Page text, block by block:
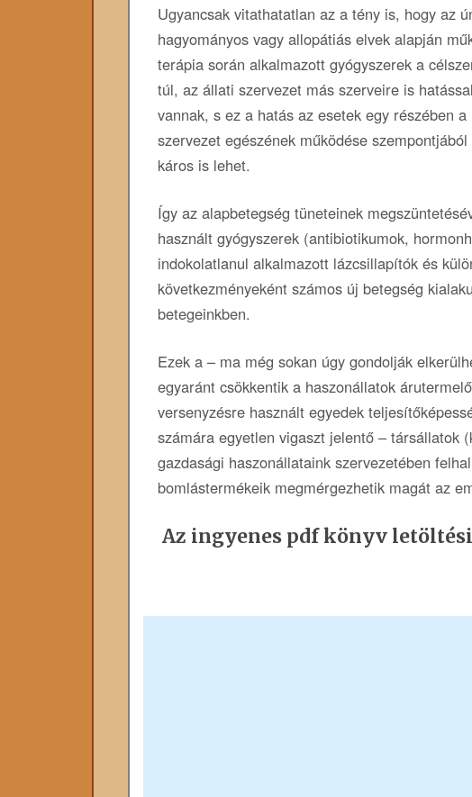
Ugyancsak vitathatatlan az a tény is, hogy az
hagyományos vagy allopátiás elvek alapján
terápia során alkalmazott gyógyszerek a
túl, az állati szervezet más szerveire is hatással
vannak, s ez a hatás az esetek egy részében a
szervezet egészének működése
káros is lehet.
Így az alapbetegség tüneteinek
használt gyógyszerek (antibiotikumok,
indokolatlanul alkalmazott lázcsillapítók és
következményeként számos új betegség
betegeinkben.
Ezek a – ma még sokan úgy gondolják
egyaránt csökkentik a haszonállatok
versenyzésre használt egyedek
számára egyetlen vigaszt jelentő – társállatok
gazdasági haszonállataink szervezetében
bomlástermékeik megmérgezhetik magát az
Az ingyenes pdf könyv